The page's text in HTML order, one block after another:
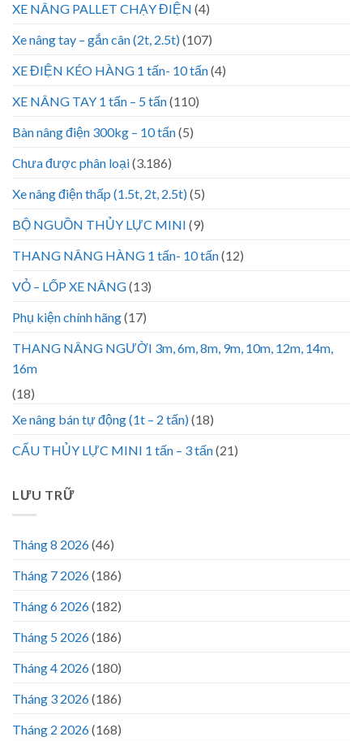
XE NÂNG PALLET CHẠY ĐIỆN (4)
Xe nâng tay – gắn cân (2t, 2.5t)(107)
XE ĐIỆN KÉO HÀNG 1 tấn- 10 tấn(4)
XE NÂNG TAY 1 tấn – 5 tấn(110)
Bàn nâng điện 300kg – 10 tấn(5)
Chưa được phân loại(3.186)
Xe nâng điện thấp (1.5t, 2t, 2.5t)(5)
BỘ NGUỒN THỦY LỰC MINI (9)
THANG NÂNG HÀNG 1 tấn- 10 tấn(12)
VỎ – LỐP XE NÂNG(13)
Phụ kiện chính hãng(17)
THANG NÂNG NGƯỜI 3m, 6m, 8m, 9m, 10m, 12m, 14m,
16m
(18)
Xe nâng bán tự động (1t – 2 tấn)(18)
CẨU THỦY LỰC MINI 1 tấn – 3 tấn(21)
LƯU TRỮ
Tháng 8 2026(46)
Tháng 7 2026(186)
Tháng 6 2026(182)
Tháng 5 2026(186)
Tháng 4 2026(180)
Tháng 3 2026(186)
Tháng 2 2026(168)